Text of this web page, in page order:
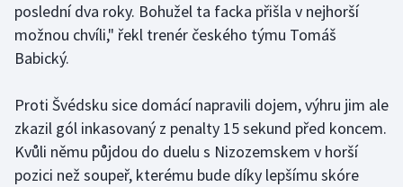
Lyže a snowboard
Moderní pětiboj
Motorsport
Olympijské hry
poslední dva roky. Bohužel ta facka přišla v nejhorší
možnou chvíli," řekl trenér českého týmu Tomáš
Babický.
Proti Švédsku sice domácí napravili dojem, výhru jim ale
zkazil gól inkasovaný z penalty 15 sekund před koncem.
Kvůli němu půjdou do duelu s Nizozemskem v horší
pozici než soupeř, kterému bude díky lepšímu skóre